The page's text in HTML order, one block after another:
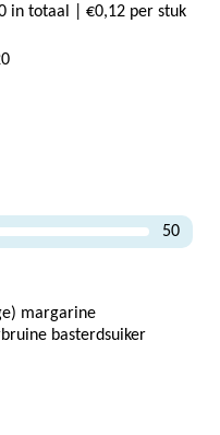
in totaal | €0,12 per stuk
50
margarine
basterdsuiker